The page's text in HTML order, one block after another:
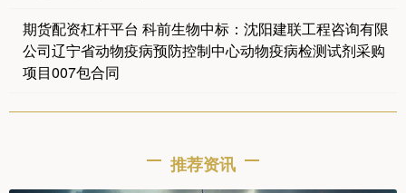
期货配资杠杆平台 科前生物中标：沈阳建联工程咨询有限
公司辽宁省动物疫病预防控制中心动物疫病检测试剂采购
项目007包合同
推荐资讯